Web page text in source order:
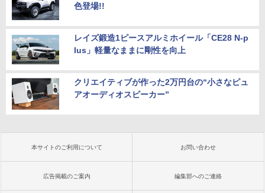
色登場!!
レイズ鍛造1ピースアルミホイール「CE28 N-p
lus」軽量なままに剛性を向上
クリエイティブが作った2万円台の“小さなピュ
アオーディオスピーカー”
本サイトのご利用について お問い合わせ
広告掲載のご案内 編集部へのご連絡